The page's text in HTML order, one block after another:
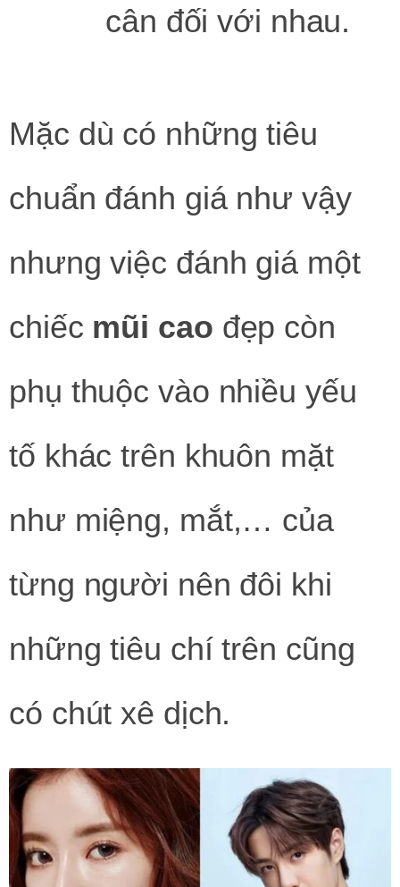
cân đối với nhau.
Mặc dù có những tiêu
chuẩn đánh giá như vậy
nhưng việc đánh giá một
chiếc mũi cao đẹp còn
phụ thuộc vào nhiều yếu
tố khác trên khuôn mặt
như miệng, mắt,… của
từng người nên đôi khi
những tiêu chí trên cũng
có chút xê dịch.